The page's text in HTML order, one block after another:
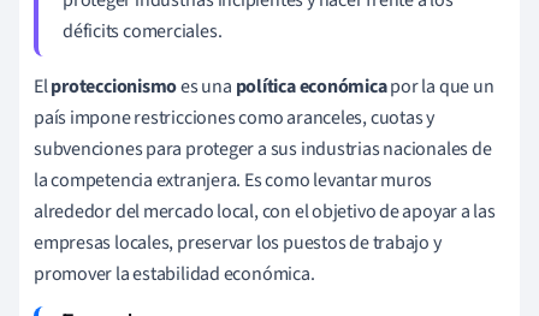
déficits comerciales.
Elproteccionismoes una política económicapor la que un
país impone restricciones como aranceles, cuotas y
subvenciones para proteger a sus industrias nacionales de
la competencia extranjera. Es como levantar muros
alrededor del mercado local, con el objetivo de apoyar a las
empresas locales, preservar los puestos de trabajo y
promover la estabilidad económica.